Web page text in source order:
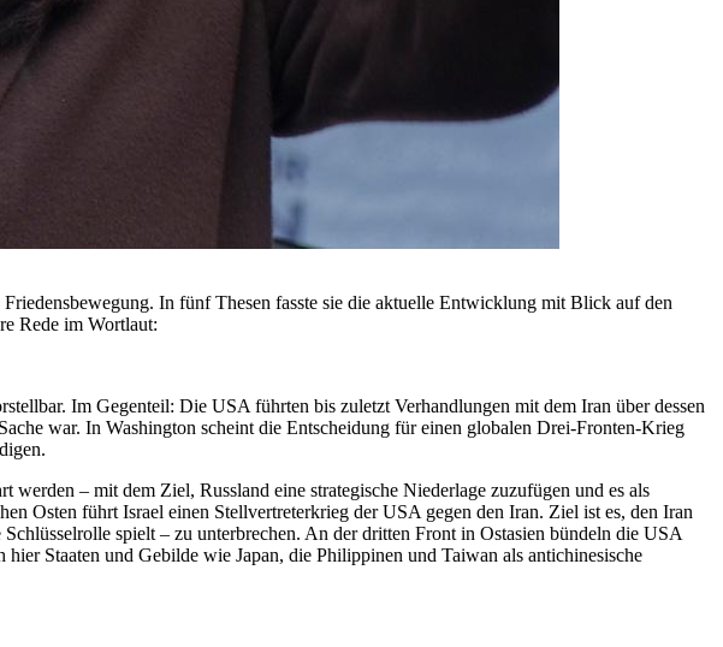
In fünf Thesen fasste sie die aktuelle Entwicklung mit Blick auf den
Rede im Wortlaut:
Im Gegenteil: Die USA führten bis zuletzt Verhandlungen mit dem Iran über dessen
war. In Washington scheint die Entscheidung für einen globalen Drei-Fronten-Krieg
– mit dem Ziel, Russland eine strategische Niederlage zuzufügen und es als
Osten führt Israel einen Stellvertreterkrieg der USA gegen den Iran. Ziel ist es, den Iran
spielt – zu unterbrechen. An der dritten Front in Ostasien bündeln die USA
Staaten und Gebilde wie Japan, die Philippinen und Taiwan als antichinesische